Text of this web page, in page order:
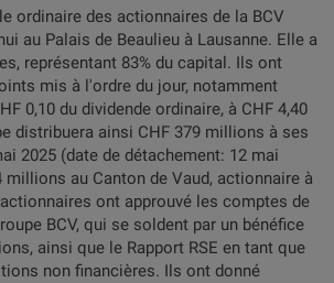
ordinaire des actionnaires de la BCV
au Palais de Beaulieu à Lausanne. Elle a
représentant 83% du capital. Ils ont
mis à l'ordre du jour, notamment
0,10 du dividende ordinaire, à CHF 4,40
distribuera ainsi CHF 379 millions à ses
2025 (date de détachement: 12 mai
millions au Canton de Vaud, actionnaire à
ont approuvé les comptes de
BCV, qui se soldent par un bénéfice
ainsi que le Rapport RSE en tant que
non financières. Ils ont donné